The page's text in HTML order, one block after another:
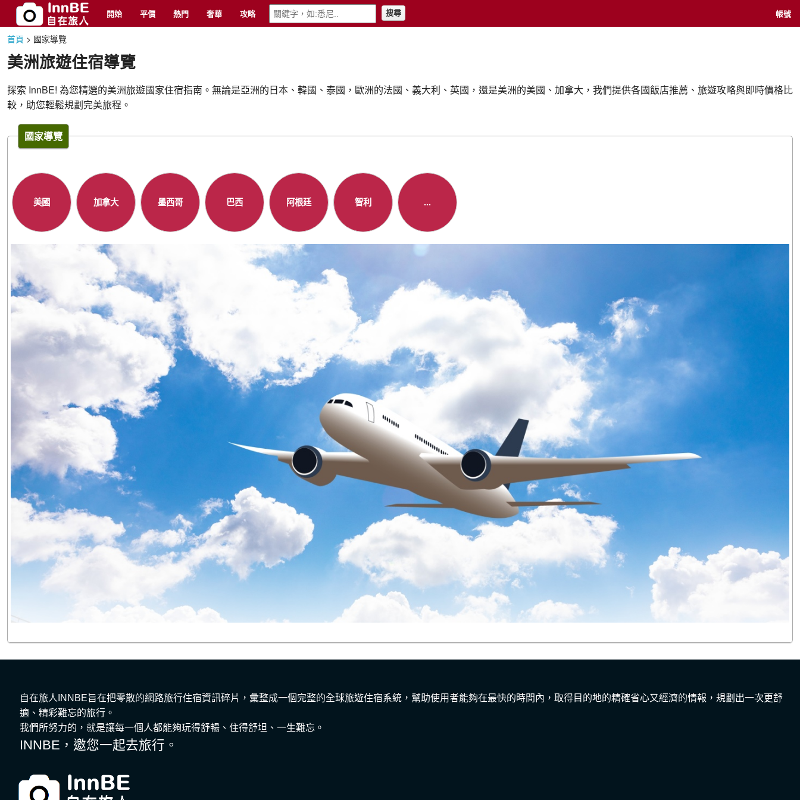
開始 平價 熱門 奢華 攻略 搜尋 帳號
首頁 > 國家導覽
美洲旅遊住宿導覽
探索 InnBE! 為您精選的美洲旅遊國家住宿指南。無論是亞洲的日本、韓國、泰國，歐洲的法國、義大利、英國，還是美洲的美國、加拿大，我們提供各國飯店推薦、旅遊攻略與即時價格比
較，助您輕鬆規劃完美旅程。
國家導覽
美國 加拿大 墨西哥 巴西 阿根廷 智利 ...
自在旅人INNBE旨在把零散的網路旅行住宿資訊碎片，彙整成一個完整的全球旅遊住宿系統，幫助使用者能夠在最快的時間內，取得目的地的精確省心又經濟的情報，規劃出一次更舒
適、精彩難忘的旅行。
我們所努力的，就是讓每一個人都能夠玩得舒暢、住得舒坦、一生難忘。
INNBE，邀您一起去旅行。